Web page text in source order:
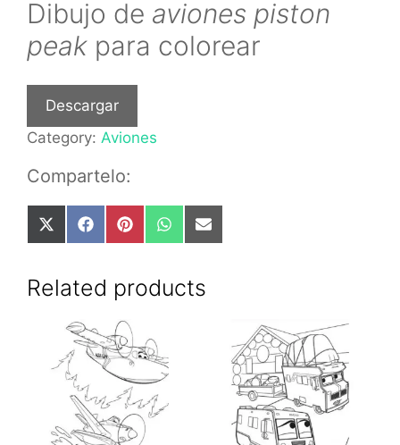
Dibujo de aviones piston
peak para colorear
Descargar
Category: Aviones
Compartelo:
Share
on
(Twitter)
Share
on
Share
on
Share
on
Share
on
Related products